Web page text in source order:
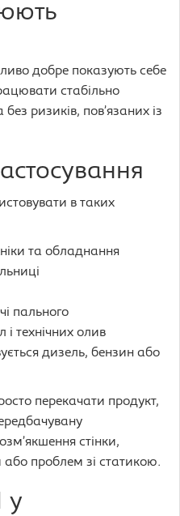
добре показують себе
стабільно
ризиків, пов’язаних із
в таких
та обладнання
пального
технічних олив
дизель, бензин або
перекачати продукт,
стінки,
або проблем зі статикою.
у